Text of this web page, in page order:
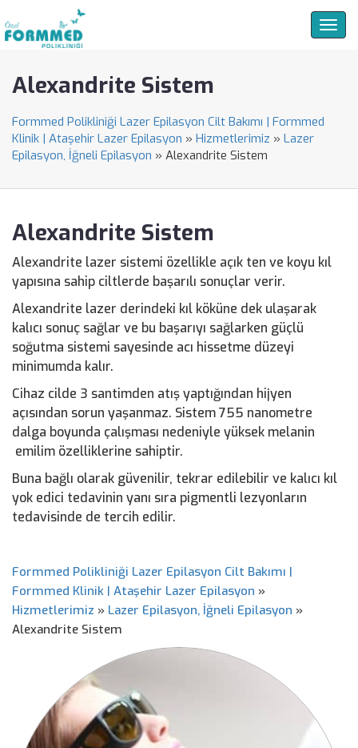
Alexandrite Sistem
Formmed Polikliniği Lazer Epilasyon Cilt Bakımı | Formmed
Klinik | Ataşehir Lazer Epilasyon » Hizmetlerimiz » Lazer
Epilasyon, İğneli Epilasyon » Alexandrite Sistem
Alexandrite Sistem
Alexandrite lazer sistemi özellikle açık ten ve koyu kıl
yapısına sahip ciltlerde başarılı sonuçlar verir.
Alexandrite lazer derindeki kıl köküne dek ulaşarak
kalıcı sonuç sağlar ve bu başarıyı sağlarken güçlü
soğutma sistemi sayesinde acı hissetme düzeyi
minimumda kalır.
Cihaz cilde 3 santimden atış yaptığından hijyen
açısından sorun yaşanmaz. Sistem 755 nanometre
dalga boyunda çalışması nedeniyle yüksek melanin
emilim özelliklerine sahiptir.
Buna bağlı olarak güvenilir, tekrar edilebilir ve kalıcı kıl
yok edici tedavinin yanı sıra pigmentli lezyonların
tedavisinde de tercih edilir.
Formmed Polikliniği Lazer Epilasyon Cilt Bakımı |
Formmed Klinik | Ataşehir Lazer Epilasyon »
Hizmetlerimiz » Lazer Epilasyon, İğneli Epilasyon »
Alexandrite Sistem